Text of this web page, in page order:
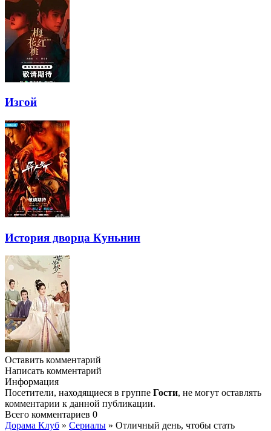
Изгой
История дворца Куньнин
Оставить комментарий
Написать комментарий
Информация
Посетители, находящиеся в группе Гости, не могут оставлять
комментарии к данной публикации.
Всего комментариев 0
Дорама Клуб » Сериалы » Отличный день, чтобы стать